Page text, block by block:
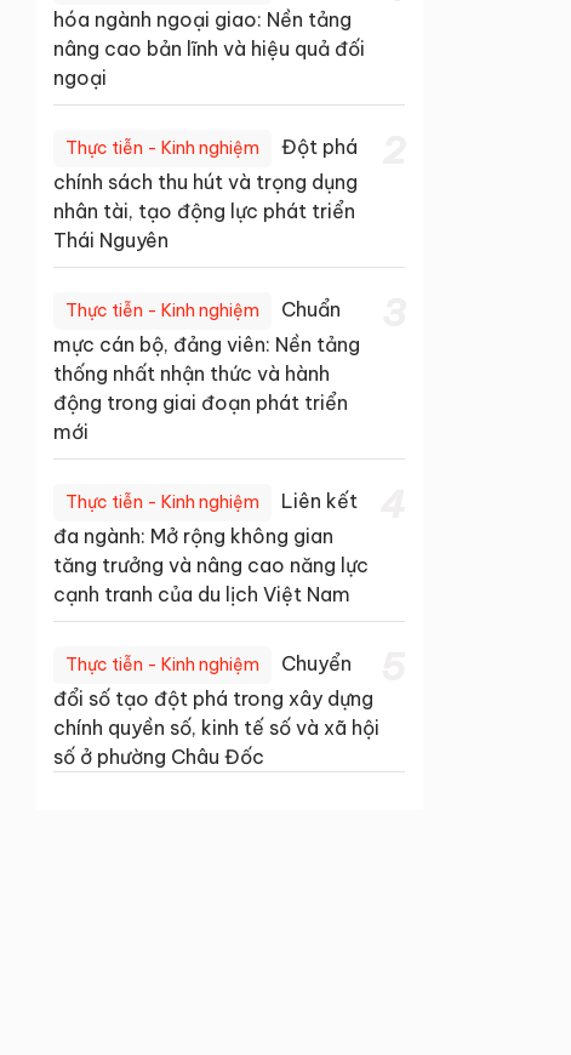
hóa ngành ngoại giao: Nền tảng
nâng cao bản lĩnh và hiệu quả đối
ngoại
Thực tiễn - Kinh nghiệm
Đột phá
chính sách thu hút và trọng dụng
nhân tài, tạo động lực phát triển
Thái Nguyên
Thực tiễn - Kinh nghiệm
Chuẩn
mực cán bộ, đảng viên: Nền tảng
thống nhất nhận thức và hành
động trong giai đoạn phát triển
mới
Thực tiễn - Kinh nghiệm
Liên kết
đa ngành: Mở rộng không gian
tăng trưởng và nâng cao năng lực
cạnh tranh của du lịch Việt Nam
Thực tiễn - Kinh nghiệm
Chuyển
đổi số tạo đột phá trong xây dựng
chính quyền số, kinh tế số và xã hội
số ở phường Châu Đốc